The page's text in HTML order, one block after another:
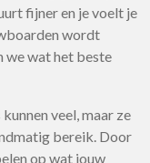
fijner en je voelt je
wordt
we wat het beste
veel, maar ze
bereik. Door
op wat jouw